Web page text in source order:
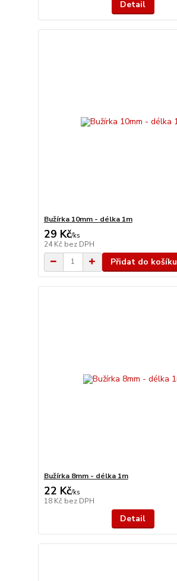
Detail
Bužírka 10mm - délka 1m
29 Kč/ks
24 Kč bez DPH
Přidat do košíku
Bužírka 8mm - délka 1m
22 Kč/ks
18 Kč bez DPH
Detail